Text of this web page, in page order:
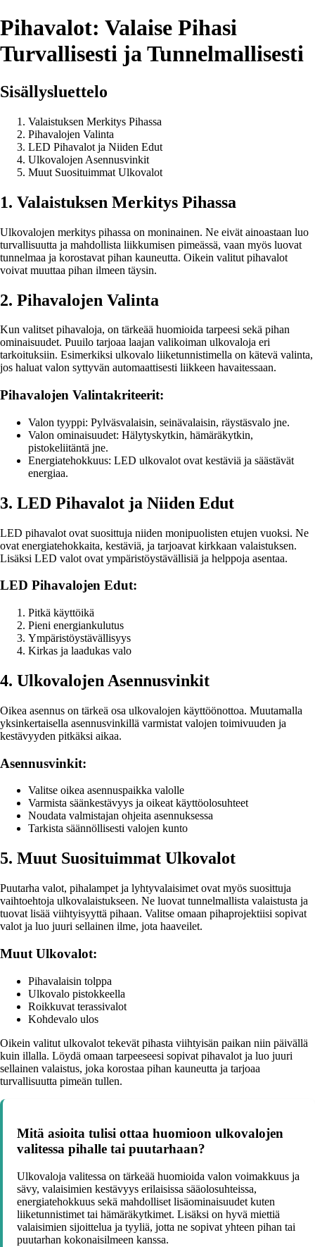
Pihavalot: Valaise Pihasi
Turvallisesti ja Tunnelmallisesti
Sisällysluettelo
Valaistuksen Merkitys Pihassa
Pihavalojen Valinta
LED Pihavalot ja Niiden Edut
Ulkovalojen Asennusvinkit
Muut Suosituimmat Ulkovalot
1. Valaistuksen Merkitys Pihassa
Ulkovalojen merkitys pihassa on moninainen. Ne eivät ainoastaan luo
turvallisuutta ja mahdollista liikkumisen pimeässä, vaan myös luovat
tunnelmaa ja korostavat pihan kauneutta. Oikein valitut pihavalot
voivat muuttaa pihan ilmeen täysin.
2. Pihavalojen Valinta
Kun valitset pihavaloja, on tärkeää huomioida tarpeesi sekä pihan
ominaisuudet. Puuilo tarjoaa laajan valikoiman ulkovaloja eri
tarkoituksiin. Esimerkiksi ulkovalo liiketunnistimella on kätevä valinta,
jos haluat valon syttyvän automaattisesti liikkeen havaitessaan.
Pihavalojen Valintakriteerit:
Valon tyyppi: Pylväsvalaisin, seinävalaisin, räystäsvalo jne.
Valon ominaisuudet: Hälytyskytkin, hämäräkytkin,
pistokeliitäntä jne.
Energiatehokkuus: LED ulkovalot ovat kestäviä ja säästävät
energiaa.
3. LED Pihavalot ja Niiden Edut
LED pihavalot ovat suosittuja niiden monipuolisten etujen vuoksi. Ne
ovat energiatehokkaita, kestäviä, ja tarjoavat kirkkaan valaistuksen.
Lisäksi LED valot ovat ympäristöystävällisiä ja helppoja asentaa.
LED Pihavalojen Edut:
Pitkä käyttöikä
Pieni energiankulutus
Ympäristöystävällisyys
Kirkas ja laadukas valo
4. Ulkovalojen Asennusvinkit
Oikea asennus on tärkeä osa ulkovalojen käyttöönottoa. Muutamalla
yksinkertaisella asennusvinkillä varmistat valojen toimivuuden ja
kestävyyden pitkäksi aikaa.
Asennusvinkit:
Valitse oikea asennuspaikka valolle
Varmista säänkestävyys ja oikeat käyttöolosuhteet
Noudata valmistajan ohjeita asennuksessa
Tarkista säännöllisesti valojen kunto
5. Muut Suosituimmat Ulkovalot
Puutarha valot, pihalampet ja lyhtyvalaisimet ovat myös suosittuja
vaihtoehtoja ulkovalaistukseen. Ne luovat tunnelmallista valaistusta ja
tuovat lisää viihtyisyyttä pihaan. Valitse omaan pihaprojektiisi sopivat
valot ja luo juuri sellainen ilme, jota haaveilet.
Muut Ulkovalot:
Pihavalaisin tolppa
Ulkovalo pistokkeella
Roikkuvat terassivalot
Kohdevalo ulos
Oikein valitut ulkovalot tekevät pihasta viihtyisän paikan niin päivällä
kuin illalla. Löydä omaan tarpeeseesi sopivat pihavalot ja luo juuri
sellainen valaistus, joka korostaa pihan kauneutta ja tarjoaa
turvallisuutta pimeän tullen.
Mitä asioita tulisi ottaa huomioon ulkovalojen
valitessa pihalle tai puutarhaan?
Ulkovaloja valitessa on tärkeää huomioida valon voimakkuus ja
sävy, valaisimien kestävyys erilaisissa sääolosuhteissa,
energiatehokkuus sekä mahdolliset lisäominaisuudet kuten
liiketunnistimet tai hämäräkytkimet. Lisäksi on hyvä miettiä
valaisimien sijoittelua ja tyyliä, jotta ne sopivat yhteen pihan tai
puutarhan kokonaisilmeen kanssa.